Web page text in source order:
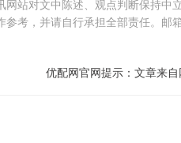
站对文中陈述、观点判断保持中
考，并请自行承担全部责任。邮
优配网官网提示：文章来自